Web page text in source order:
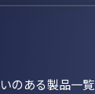
のある製品一覧